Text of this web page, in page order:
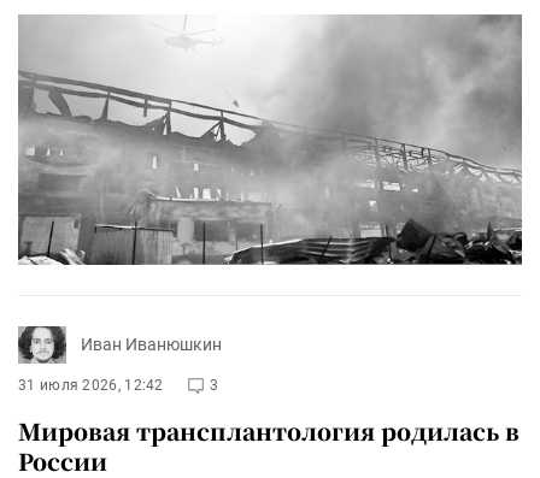
Иван Иванюшкин
31 июля 2026, 12:42 3
Мировая трансплантология родилась в
России